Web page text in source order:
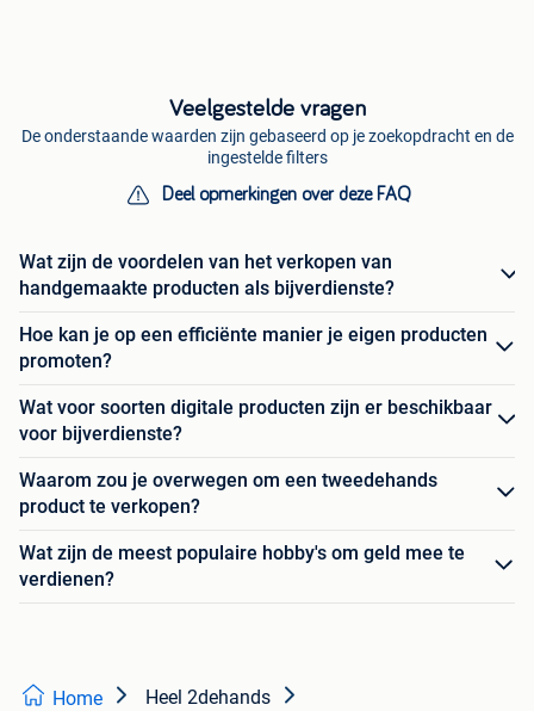
Veelgestelde vragen
De onderstaande waarden zijn gebaseerd op je zoekopdracht en de
ingestelde filters
Deel opmerkingen over deze FAQ
Wat zijn de voordelen van het verkopen van
handgemaakte producten als bijverdienste?
Hoe kan je op een efficiënte manier je eigen producten
promoten?
Wat voor soorten digitale producten zijn er beschikbaar
voor bijverdienste?
Waarom zou je overwegen om een tweedehands
product te verkopen?
Wat zijn de meest populaire hobby's om geld mee te
verdienen?
Home Heel 2dehands